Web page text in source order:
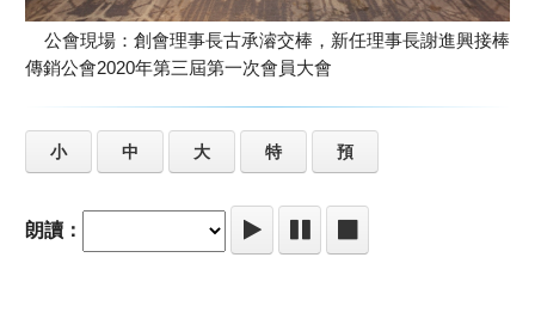
公會現場：創會理事長古承濬交棒，新任理事長謝進興接棒
傳銷公會2020年第三屆第一次會員大會
小 中 大 特 預
朗讀：